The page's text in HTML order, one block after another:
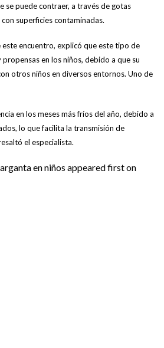
se puede contraer, a través de gotas
superficies contaminadas.
encuentro, explicó que este tipo de
en los niños, debido a que su
otros niños en diversos entornos. Uno de
en los meses más fríos del año, debido a
lo que facilita la transmisión de
el especialista.
en niños appeared first on